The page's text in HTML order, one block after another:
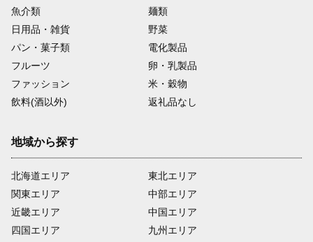
魚介類
麺類
日用品・雑貨
野菜
パン・菓子類
電化製品
フルーツ
卵・乳製品
ファッション
米・穀物
飲料(酒以外)
返礼品なし
地域から探す
北海道エリア
関東エリア
近畿エリア
四国エリア
東北エリア
中部エリア
中国エリア
九州エリア